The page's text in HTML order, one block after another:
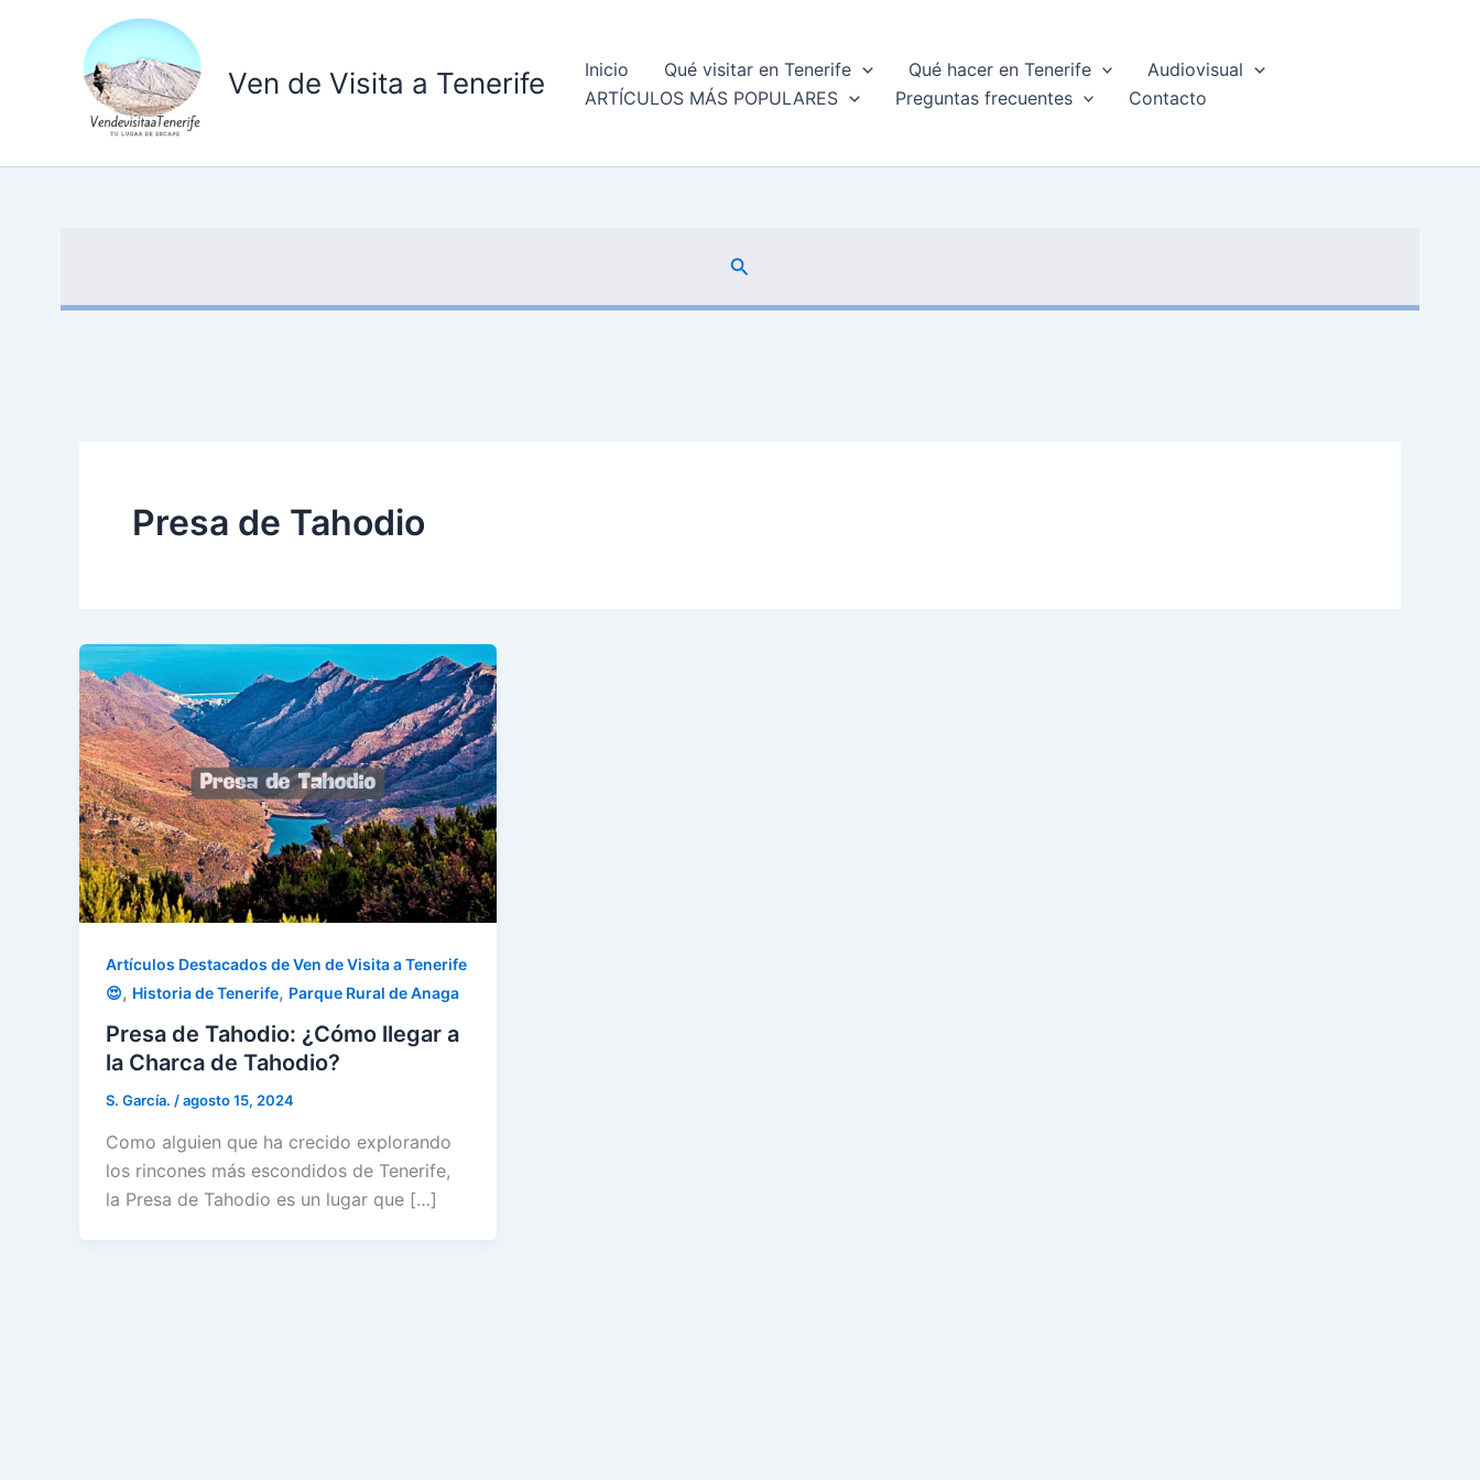
Ven de Visita a Tenerife Inicio Qué visitar en Tenerife Qué hacer en Tenerife
Audiovisual
ARTÍCULOS MÁS POPULARES
Preguntas frecuentes Contacto
Buscar
Presa de Tahodio
Artículos Destacados de Ven de Visita a Tenerife
😍, Historia de Tenerife, Parque Rural de Anaga
Presa de Tahodio: ¿Cómo llegar a
la Charca de Tahodio?
S. García. /agosto 15, 2024
Como alguien que ha crecido explorando
los rincones más escondidos de Tenerife,
la Presa de Tahodio es un lugar que […]